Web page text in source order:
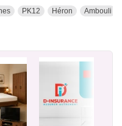
PK12 Héron Ambouli